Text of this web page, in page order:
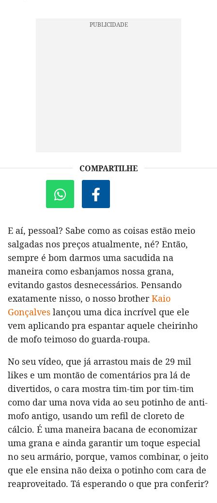
COMPARTILHE
E aí, pessoal? Sabe como as coisas estão meio
salgadas nos preços atualmente, né? Então,
sempre é bom darmos uma sacudida na
maneira como esbanjamos nossa grana,
evitando gastos desnecessários. Pensando
exatamente nisso, o nosso brotherKaio
Gonçalves lançou uma dica incrível que ele
vem aplicando pra espantar aquele cheirinho
de mofo teimoso do guarda-roupa.
No seu vídeo, que já arrastou mais de 29 mil
likes e um montão de comentários pra lá de
divertidos, o cara mostra tim-tim por tim-tim
como dar uma nova vida ao seu potinho de anti-
mofo antigo, usando um refil de cloreto de
cálcio. É uma maneira bacana de economizar
uma grana e ainda garantir um toque especial
no seu armário, porque, vamos combinar, o jeito
que ele ensina não deixa o potinho com cara de
reaproveitado. Tá esperando o que pra conferir?